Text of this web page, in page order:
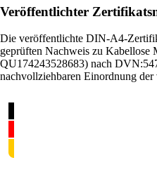
Veröffentlichter
Die veröffentlichte DIN-A4-
geprüften Nachweis zu Kabellose
QU174243528683) nach
nachvollziehbaren Einordnung